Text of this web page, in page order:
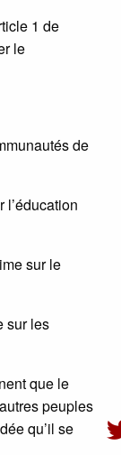
1 de
le
de
l’éducation
sur le
sur les
que le
peuples
qu’il se